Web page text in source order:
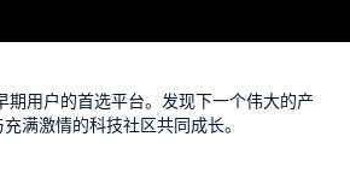
期用户的首选平台。发现下一个伟大的产
满激情的科技社区共同成长。